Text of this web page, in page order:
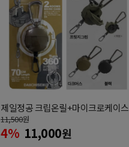
제일정공 크립온릴+마이크로케이스
11,500원
4% 11,000원